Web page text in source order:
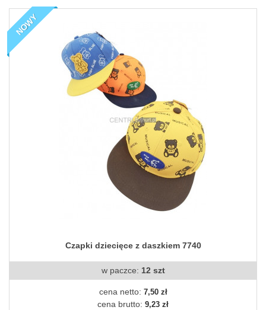
NOWY
Czapki dziecięce z daszkiem 7740
w paczce: 12 szt
cena netto: 7,50 zł
cena brutto: 9,23 zł